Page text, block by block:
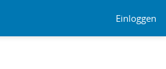
Einloggen